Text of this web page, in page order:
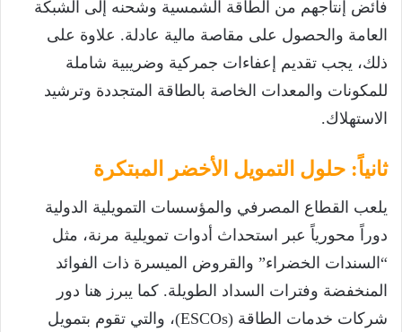
فائض إنتاجهم من الطاقة الشمسية وشحنه إلى الشبكة
العامة والحصول على مقاصة مالية عادلة. علاوة على
ذلك، يجب تقديم إعفاءات جمركية وضريبية شاملة
للمكونات والمعدات الخاصة بالطاقة المتجددة وترشيد
الاستهلاك.
ثانياً: حلول التمويل الأخضر المبتكرة
يلعب القطاع المصرفي والمؤسسات التمويلية الدولية
دوراً محورياً عبر استحداث أدوات تمويلية مرنة، مثل
“السندات الخضراء” والقروض الميسرة ذات الفوائد
المنخفضة وفترات السداد الطويلة. كما يبرز هنا دور
شركات خدمات الطاقة (ESCOs)، والتي تقوم بتمويل